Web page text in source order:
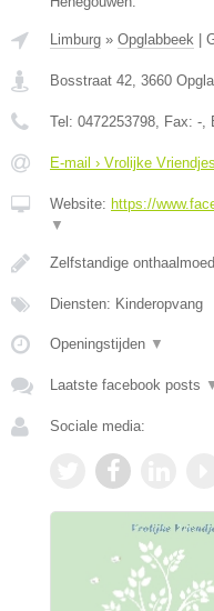
Limburg » Opglabbeek
Bosstraat 42 3660
Tel: 0472253798 , Fax: -
E-mail › Vrolijke Vriendjes
Website: https://
▼
Zelfstandige
Diensten: Kinderopvang
Openingstijden ▼
Laatste facebook posts
Sociale media: